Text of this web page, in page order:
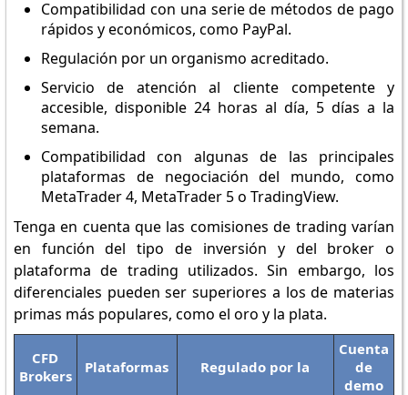
Compatibilidad con una serie de métodos de pago
rápidos y económicos, como PayPal.
Regulación por un organismo acreditado.
Servicio de atención al cliente competente y
accesible, disponible 24 horas al día, 5 días a la
semana.
Compatibilidad con algunas de las principales
plataformas de negociación del mundo, como
MetaTrader 4, MetaTrader 5 o TradingView.
Tenga en cuenta que las comisiones de trading varían
en función del tipo de inversión y del broker o
plataforma de trading utilizados. Sin embargo, los
diferenciales pueden ser superiores a los de materias
primas más populares, como el oro y la plata.
CFD
Brokers
Plataformas Regulado por la
Cuenta
de
demo